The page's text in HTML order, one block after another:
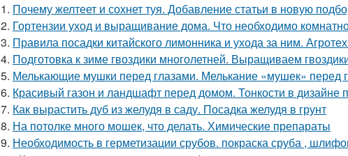
1. Почему желтеет и сохнет туя. Добавление статьи в новую
2. Гортензии уход и выращивание дома. Что необходимо
3. Правила посадки китайского лимонника и ухода за ним.
4. Подготовка к зиме гвоздики многолетней. Выращиваем
5. Мелькающие мушки перед глазами. Мелькание «мушек» перед
6. Красивый газон и ландшафт перед домом. Тонкости в дизайне
7. Как вырастить дуб из желудя в саду. Посадка желудя в грунт
8. На потолке много мошек, что делать. Химические препараты
9. Необходимость в герметизации срубов. покраска сруба ,